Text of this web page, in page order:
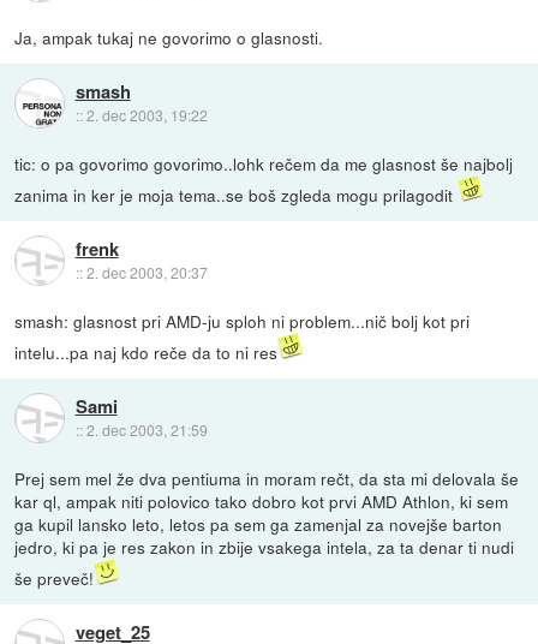
Ja, ampak tukaj ne govorimo o glasnosti.
smash
::2. dec 2003, 19:22
tic: o pa govorimo govorimo..lohk rečem da me glasnost še najbolj
zanima in ker je moja tema..se boš zgleda mogu prilagodit
frenk
::2. dec 2003, 20:37
smash: glasnost pri AMD-ju sploh ni problem...nič bolj kot pri
intelu...pa naj kdo reče da to ni res
Sami
::2. dec 2003, 21:59
Prej sem mel že dva pentiuma in moram rečt, da sta mi delovala še
kar ql, ampak niti polovico tako dobro kot prvi AMD Athlon, ki sem
ga kupil lansko leto, letos pa sem ga zamenjal za novejše barton
jedro, ki pa je res zakon in zbije vsakega intela, za ta denar ti nudi
še preveč!
veget_25